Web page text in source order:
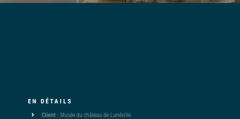
EN DÉTAILS
Client : Musée du château de Lunéville